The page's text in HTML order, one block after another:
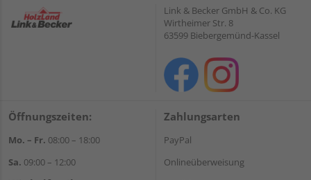
Link & Becker GmbH & Co. KG
Wirtheimer Str. 8
63599 Biebergemünd-Kassel
Öffnungszeiten:
Mo. – Fr. 08:00 – 18:00
Sa. 09:00 – 12:00
Zahlungsarten
PayPal
Onlineüberweisung